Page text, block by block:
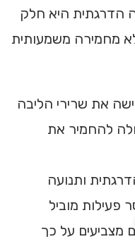
הדרגתית היא חלק
מחמירה משמעותית
את שרירי הליבה
להחמיר את
ותנועה
מוביל
מצביעים על כך